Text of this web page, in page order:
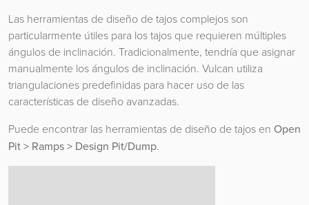
Las herramientas de diseño de tajos complejos son
particularmente útiles para los tajos que requieren múltiples
ángulos de inclinación. Tradicionalmente, tendría que asignar
manualmente los ángulos de inclinación. Vulcan utiliza
triangulaciones predefinidas para hacer uso de las
características de diseño avanzadas.
Puede encontrar las herramientas de diseño de tajos en Open
Pit > Ramps > Design Pit/Dump.